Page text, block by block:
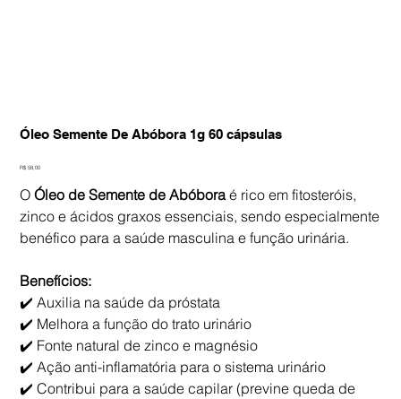
Óleo Semente De Abóbora 1g 60 cápsulas
Preço
R$ 58,00
OÓleo de Semente de Abóboraé rico em fitosteróis,
zinco e ácidos graxos essenciais, sendo especialmente
benéfico para a saúde masculina e função urinária.
Benefícios:
✔️ Auxilia na saúde da próstata
✔️ Melhora a função do trato urinário
✔️ Fonte natural de zinco e magnésio
✔️ Ação anti-inflamatória para o sistema urinário
✔️ Contribui para a saúde capilar (previne queda de